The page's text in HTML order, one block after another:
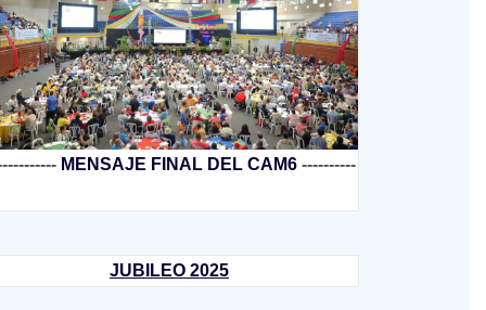
MENSAJE FINAL DEL CAM6 ----------
JUBILEO 2025